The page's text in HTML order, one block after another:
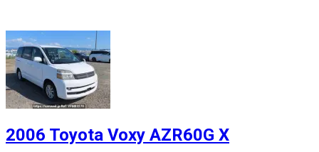
2006 Toyota Voxy AZR60G X